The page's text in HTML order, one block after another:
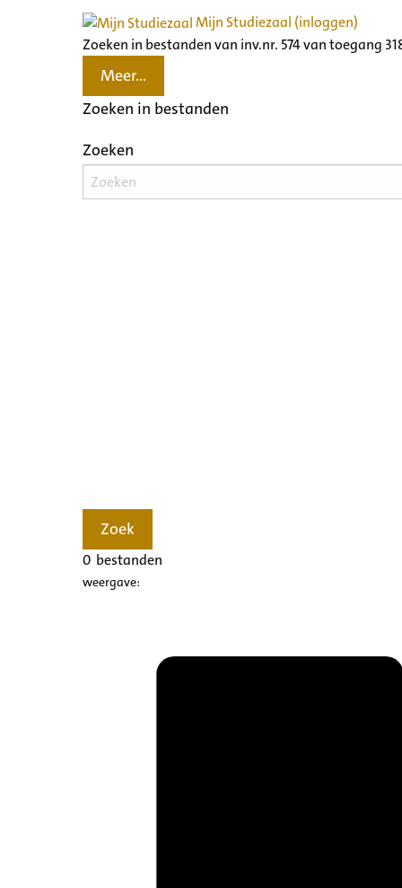
Mijn Studiezaal (inloggen)
Zoeken in bestanden van inv.nr. 574 van toegang
Meer...
Zoeken in bestanden
Zoeken
Zoek
0 bestanden
weergave: